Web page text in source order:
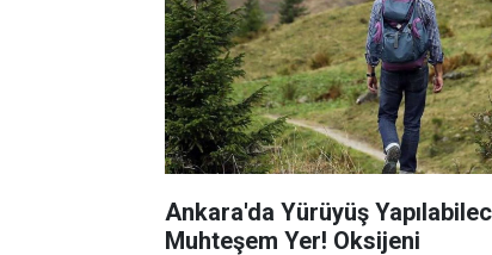
Ankara'da Yürüyüş
Muhteşem Yer! Oksijeni